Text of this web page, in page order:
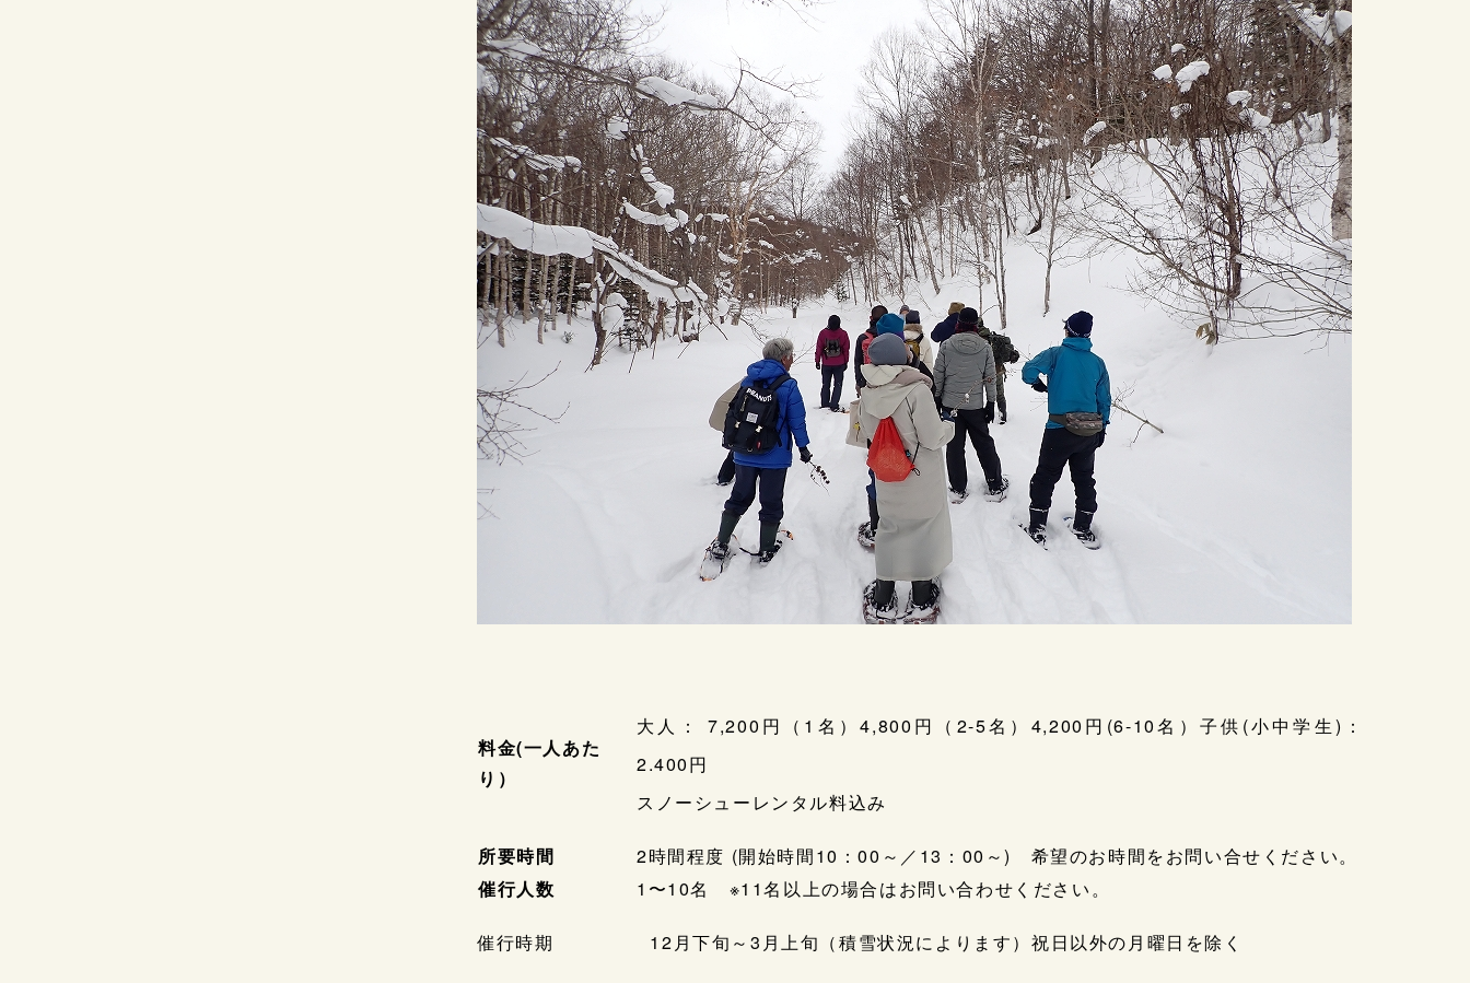
料金(一人あた
り）
大人： 7,200円（1名）4,800円（2-5名）4,200円(6-10名）子供(小中学生)：
2.400円
スノーシューレンタル料込み
所要時間
2時間程度 (開始時間10：00～／13：00～) 希望のお時間をお問い合せください。
催行人数
1〜10名 ※11名以上の場合はお問い合わせください。
催行時期 12月下旬～3月上旬（積雪状況によります）祝日以外の月曜日を除く